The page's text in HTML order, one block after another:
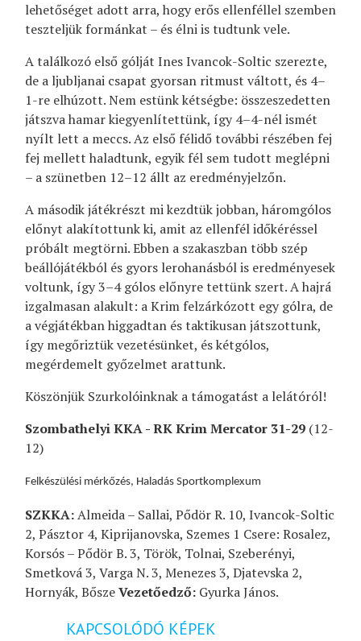
lehetőséget adott arra, hogy erős ellenféllel szemben
teszteljük formánkat – és élni is tudtunk vele.
A találkozó első gólját Ines Ivancok-Soltic szerezte,
de a ljubljanai csapat gyorsan ritmust váltott, és 4–
1-re elhúzott. Nem estünk kétségbe: összeszedetten
játszva hamar kiegyenlítettünk, így 4–4-nél ismét
nyílt lett a meccs. Az első félidő további részében fej
fej mellett haladtunk, egyik fél sem tudott meglépni
– a szünetben 12–12 állt az eredményjelzőn.
A második játékrészt mi kezdtük jobban, háromgólos
előnyt alakítottunk ki, amit az ellenfél időkéréssel
próbált megtörni. Ebben a szakaszban több szép
beállójátékból és gyors lerohanásból is eredményesek
voltunk, így 3–4 gólos előnyre tettünk szert. A hajrá
izgalmasan alakult: a Krim felzárkózott egy gólra, de
a végjátékban higgadtan és taktikusan játszottunk,
így megőriztük vezetésünket, és kétgólos,
megérdemelt győzelmet arattunk.
Köszönjük Szurkolóinknak a támogatást a lelátóról!
Szombathelyi KKA - RK Krim Mercator 31-29 (12-
12)
Felkészülési mérkőzés, Haladás Sportkomplexum
SZKKA:Almeida – Sallai, Pődör R. 10, Ivancok-Soltic
2, Pásztor 4, Kiprijanovska, Szemes 1 Csere: Rosalez,
Korsós – Pődör B. 3, Török, Tolnai, Szeberényi,
Smetková 3, Varga N. 3, Menezes 3, Djatevska 2,
Hornyák, BőszeVezetőedző: Gyurka János.
KAPCSOLÓDÓ KÉPEK